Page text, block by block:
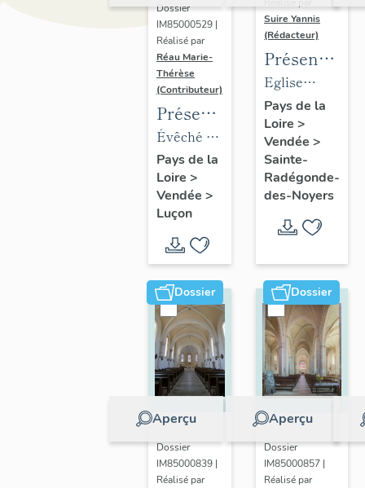
Dossier
IM85000529 |
Réalisé par
Réau Marie-
Thérèse
(Contributeur)
Présentation
du
mobilier
de
l'évêché
de
Luçon
Évêché de
Luçon,
place
Leclerc
Pays de la
Loire >
Vendée >
Luçon
Suire Yannis
(Rédacteur)
Présentation
des
objets
mobiliers
de
l'église
de
Sainte-
Radégonde-
des-
Noyers
Eglise
paroissiale
Sainte
Radegonde
de Sainte-
Radégonde-
des-Noyers
Pays de la
Loire >
Vendée >
Sainte-
Radégonde-
des-Noyers
Dossier
Aperçu
Dossier
IM85000839 |
Réalisé par
Dossier
Aperçu
Dossier
IM85000857 |
Réalisé par